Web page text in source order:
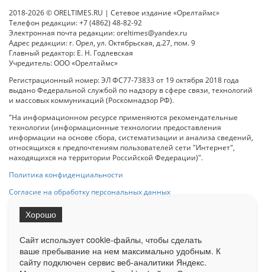
2018-2026 © ORELTIMES.RU | Сетевое издание «Орелтаймс»
Телефон редакции: +7 (4862) 48-82-92
Электронная почта редакции: oreltimes@yandex.ru
Адрес редакции: г. Орел, ул. Октябрьская, д.27, пом. 9
Главный редактор: Е. Н. Годлевская
Учредитель: ООО «Орелтаймс»
Регистрационный номер: ЭЛ ФС77-73833 от 19 октября 2018 года
выдано Федеральной службой по надзору в сфере связи, технологий
и массовых коммуникаций (Роскомнадзор РФ).
"На информационном ресурсе применяются рекомендательные
технологии (информационные технологии предоставления
информации на основе сбора, систематизации и анализа сведений,
относящихся к предпочтениям пользователей сети "Интернет",
находящихся на территории Российской Федерации)".
Политика конфиденциальности
Согласие на обработку персональных данных
на Сетевое издание «ОрелТаймс» обязательна.
Ограниченная статистика посещаемости доступна на сайте
Сайт использует cookie-файлы, чтобы сделать
ваше пребывание на нем максимально удобным. К
cайту подключен сервис веб-аналитики Яндекс.
Хорошо